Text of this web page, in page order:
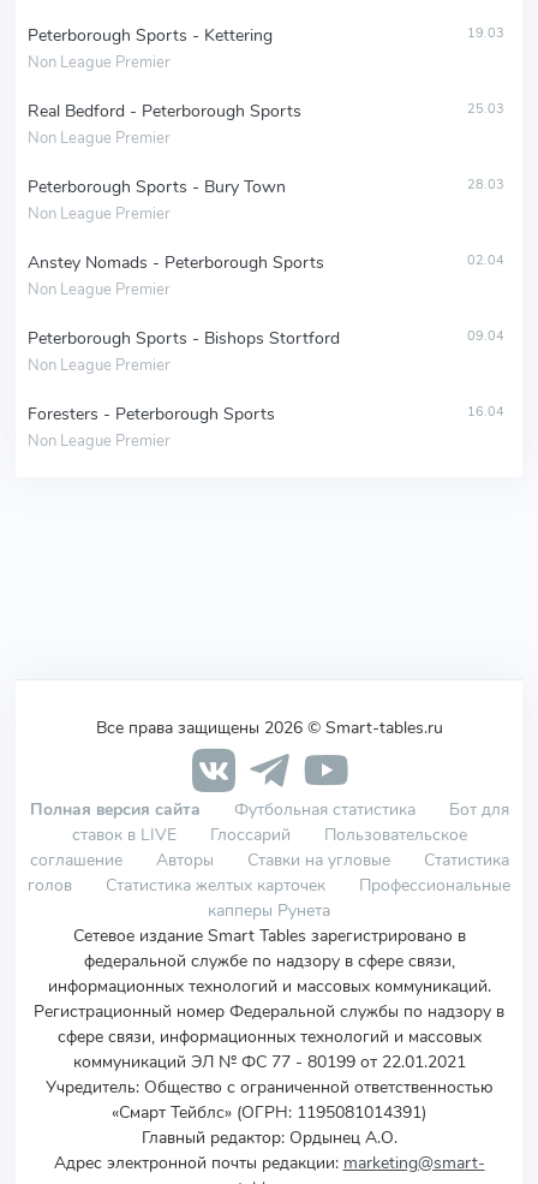
Peterborough Sports - Kettering
Non League Premier
19.03
Real Bedford - Peterborough Sports
Non League Premier
25.03
Peterborough Sports - Bury Town
Non League Premier
28.03
Anstey Nomads - Peterborough Sports
Non League Premier
02.04
Peterborough Sports - Bishops Stortford
Non League Premier
09.04
Foresters - Peterborough Sports
Non League Premier
16.04
Все права защищены 2026 © Smart-tables.ru
Полная версия сайта Футбольная статистика
Бот для
ставок в LIVE
Глоссарий
Пользовательское
соглашение
Авторы Ставки на угловые
Статистика
голов
Статистика желтых карточек
Профессиональные
капперы Рунета
Сетевое издание Smart Tables зарегистрировано в
федеральной службе по надзору в сфере связи,
информационных технологий и массовых коммуникаций.
Регистрационный номер Федеральной службы по надзору в
сфере связи, информационных технологий и массовых
коммуникаций ЭЛ № ФС 77 - 80199 от 22.01.2021
Учредитель: Общество с ограниченной ответственностью
«Смарт Тейблс» (ОГРН: 1195081014391)
Главный редактор: Ордынец А.О.
Адрес электронной почты редакции: marketing@smart-